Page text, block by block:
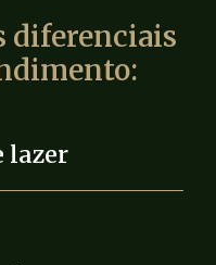
diferenciais
lazer